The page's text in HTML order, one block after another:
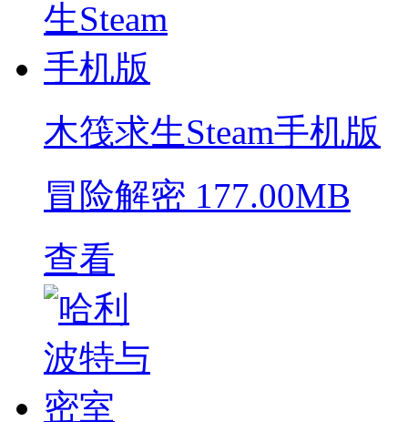
木筏求生Steam手机版
冒险解密 177.00MB
查看